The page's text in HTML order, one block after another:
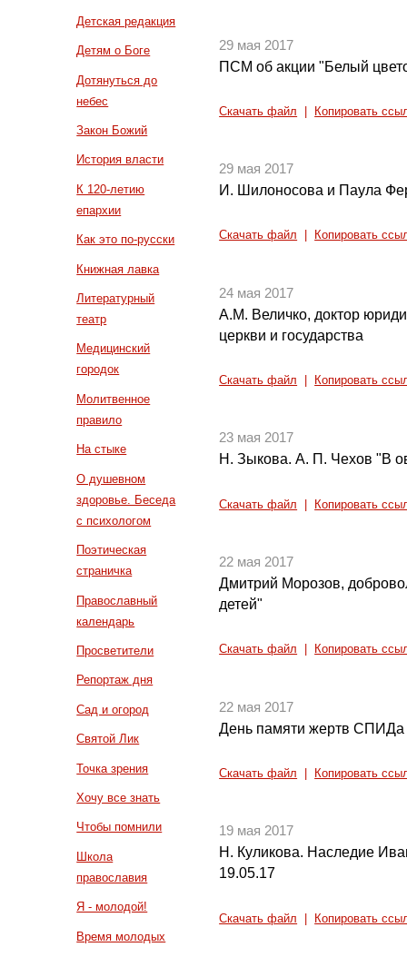
Детская редакция
Детям о Боге
Дотянуться до
небес
Закон Божий
История власти
К 120-летию
епархии
Как это по-русски
Книжная лавка
Литературный
театр
Медицинский
городок
Молитвенное
правило
На стыке
О душевном
здоровье. Беседа
с психологом
Поэтическая
страничка
Православный
календарь
Просветители
Репортаж дня
Сад и огород
Святой Лик
Точка зрения
Хочу все знать
Чтобы помнили
Школа
православия
Я - молодой!
Время молодых
29 мая 2017
ПСМ об акции "Белый
Скачать файл Копировать
29 мая 2017
И. Шилоносова и Паула
Скачать файл Копировать
24 мая 2017
А.М. Величко, доктор
церкви и государства
Скачать файл Копировать
23 мая 2017
Н. Зыкова. А. П. Чехов "В
Скачать файл Копировать
22 мая 2017
Дмитрий Морозов,
детей"
Скачать файл Копировать
22 мая 2017
День памяти жертв СПИДа
Скачать файл Копировать
19 мая 2017
Н. Куликова. Наследие
19.05.17
Скачать файл Копировать